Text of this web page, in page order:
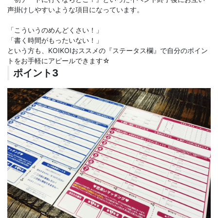
声掛けしやすいような項目になっています。
「こういうのめんどくさい！」
「書く時間がもったいない！」
という方も、KOIKOIおススメの『ステータス欄』で自分のポイン
トをお手軽にアピールできます☆
ポイント3